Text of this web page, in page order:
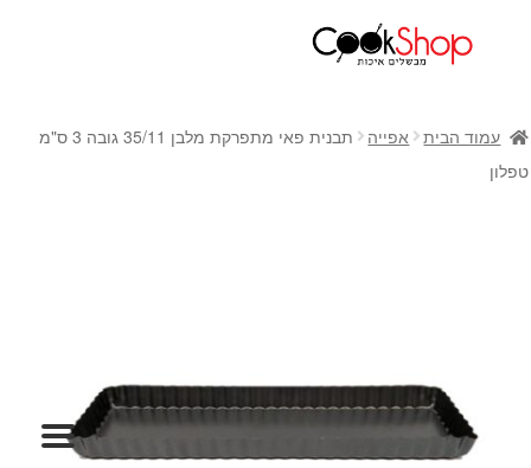
חנות
כלי בישול
סכינים
אפייה
קפה ותה
עמוד הבית אפייה
תבנית פאי מתפרקת מלבן 35/11 גובה 3 ס"מ
טפלון